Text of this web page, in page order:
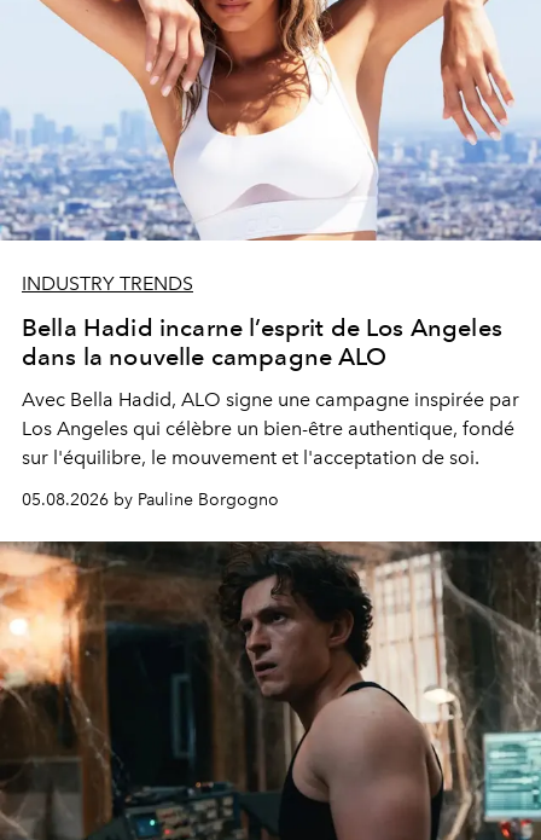
INDUSTRY TRENDS
Bella Hadid incarne l’esprit de Los Angeles
dans la nouvelle campagne ALO
Avec Bella Hadid, ALO signe une campagne inspirée par
Los Angeles qui célèbre un bien-être authentique, fondé
sur l'équilibre, le mouvement et l'acceptation de soi.
05.08.2026 by Pauline Borgogno